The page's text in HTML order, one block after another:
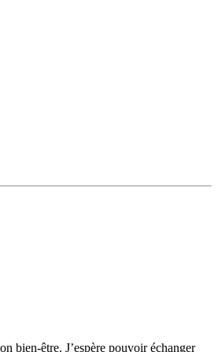
bien-être. J’espère pouvoir échanger